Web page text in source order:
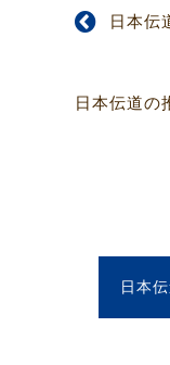
日本伝道の
日本